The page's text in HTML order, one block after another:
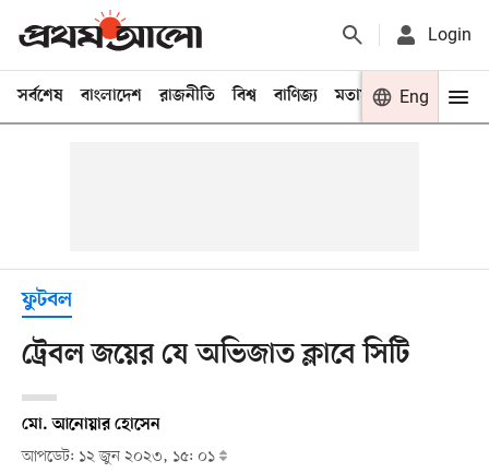
Login
সর্বশেষ বাংলাদেশ রাজনীতি বিশ্ব বাণিজ্য মতামত খেলা
Eng
ফুটবল
ট্রেবল জয়ের যে অভিজাত ক্লাবে সিটি
মো. আনোয়ার হোসেন
আপডেট: ১২ জুন ২০২৩, ১৫: ০১